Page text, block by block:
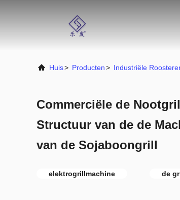
Huis> Producten> Industriële
Commerciële de
Structuur van de de
van de Sojaboongrill
elektrogrillmachine de